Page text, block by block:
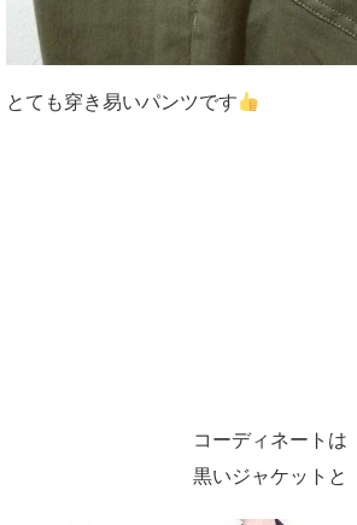
とても穿き易いパンツです
コーディネートは
黒いジャケットと